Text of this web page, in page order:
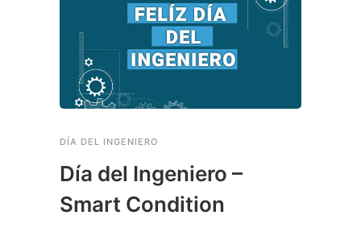
DÍA DEL INGENIERO
Día del Ingeniero –
Smart Condition